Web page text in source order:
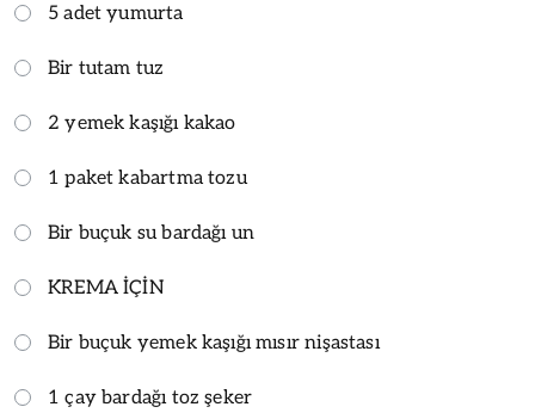
5 adet yumurta
Bir tutam tuz
2 yemek kaşığı kakao
1 paket kabartma tozu
Bir buçuk su bardağı un
KREMA İÇİN
Bir buçuk yemek kaşığı mısır nişastası
1 çay bardağı toz şeker